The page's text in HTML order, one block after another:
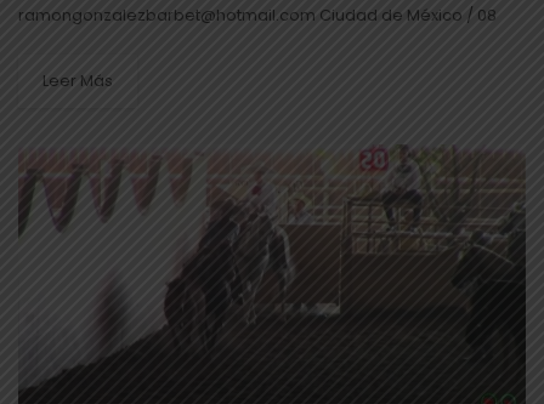
ramongonzalezbarbet@hotmail.com Ciudad de México / 08
Convivio Mensual de la Federación Mexicana de Charrería...
Leer Más